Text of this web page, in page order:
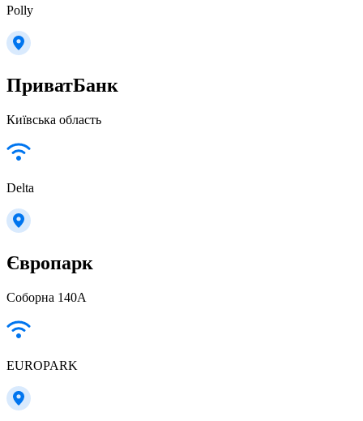
Polly
ПриватБанк
Київська область
Delta
Європарк
Соборна 140А
EUROPARK